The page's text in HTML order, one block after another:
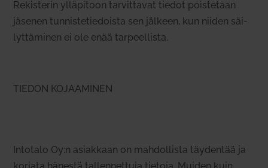
Rekis­terin yllä­pitoon tar­vit­tavat tiedot pois­tetaan
jäsenen tun­nis­te­tie­doista sen jälkeen, kun niiden säi­
lyt­tä­minen ei ole enää tar­peel­lista.
TIEDON KOJAAMINEN
Intotalo Oy:n asiakkaan on mah­dol­lista täy­dentää ja